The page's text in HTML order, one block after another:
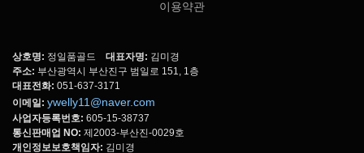
이용약관
상호명: 정일품골드 대표자명: 김미경
주소: 부산광역시 부산진구 범일로 151, 1층
대표전화: 051-637-3171
이메일: ywelly11@naver.com
사업자등록번호: 605-15-38737
통신판매업 NO: 제2003-부산진-0029호
개인정보보호책임자: 김미경